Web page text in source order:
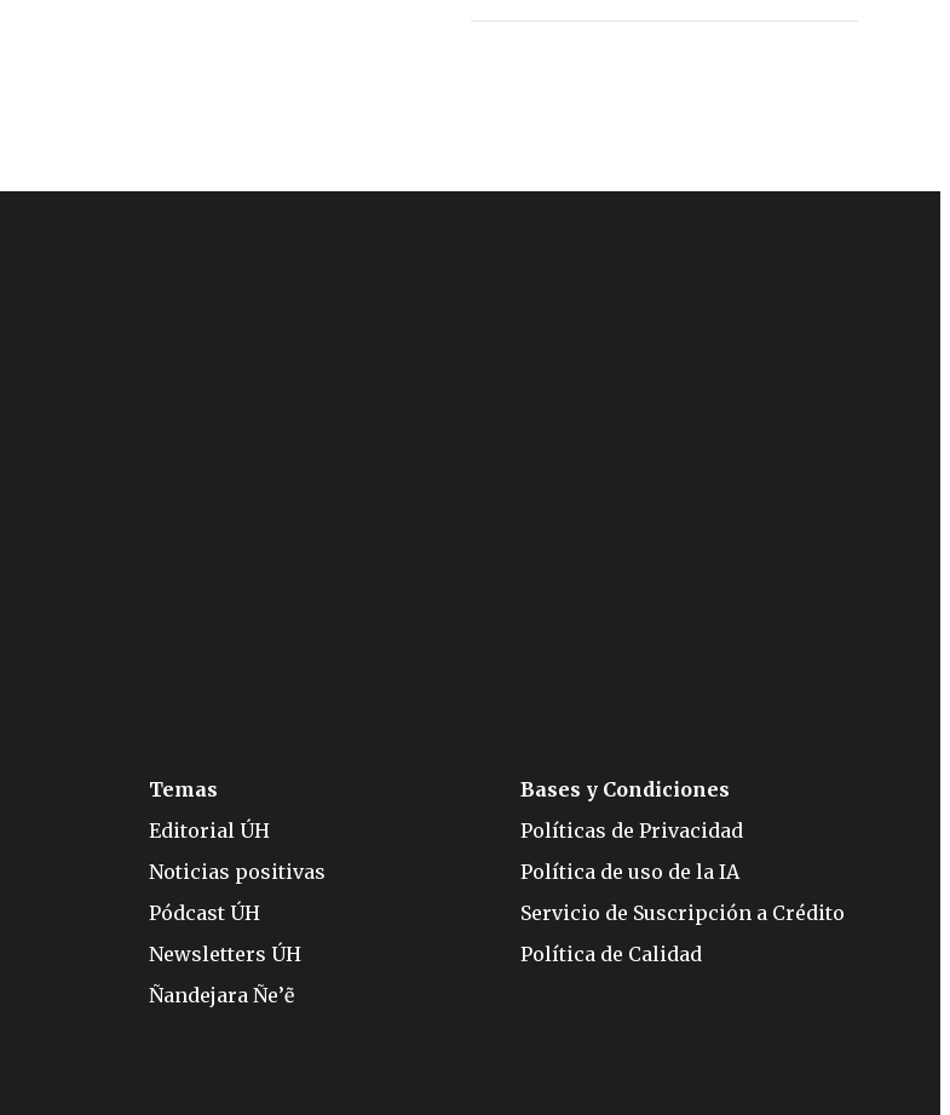
Temas
Editorial ÚH
Noticias positivas
Pódcast ÚH
Newsletters ÚH
Ñandejara Ñe’ẽ
Bases y Condiciones
Políticas de Privacidad
Política de uso de la IA
Servicio de Suscripción a Crédito
Política de Calidad